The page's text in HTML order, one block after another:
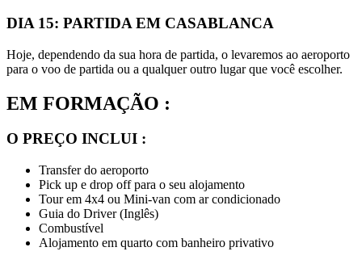
DIA 15: PARTIDA EM CASABLANCA
Hoje, dependendo da sua hora de partida, o levaremos ao aeroporto
para o voo de partida ou a qualquer outro lugar que você escolher.
EM FORMAÇÃO :
O PREÇO INCLUI :
Transfer do aeroporto
Pick up e drop off para o seu alojamento
Tour em 4x4 ou Mini-van com ar condicionado
Guia do Driver (Inglês)
Combustível
Alojamento em quarto com banheiro privativo